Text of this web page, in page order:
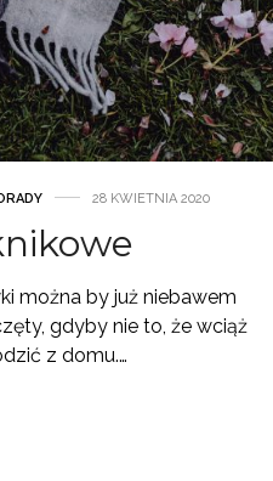
28 KWIETNIA 2020
można by już niebawem
gdyby nie to, że wciąż
z domu.…